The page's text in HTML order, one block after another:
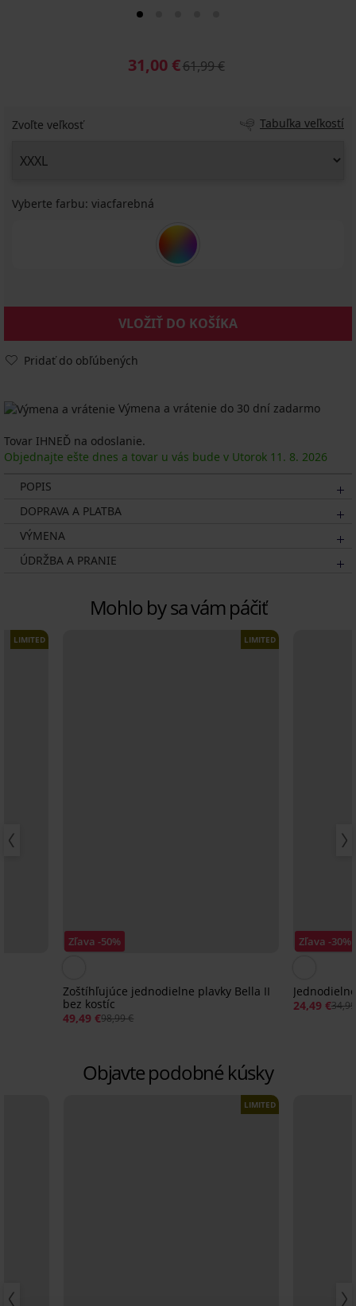
31,00 €61,99 €
Zvoľte veľkosť Tabuľka veľkostí
Vyberte farbu: viacfarebná
VLOŽIŤ DO KOŠÍKA
Pridať do obľúbených
Výmena a vrátenie do 30 dní zadarmo
Tovar IHNEĎ na odoslanie.
Objednajte ešte dnes a tovar u vás bude v Utorok 11. 8. 2026
POPIS
DOPRAVA A PLATBA
VÝMENA
ÚDRŽBA A PRANIE
Mohlo by sa vám páčiť
LIMITED
Zľava -50%
LIMITED
Zoštíhľujúce jednodielne plavky Bella II
bez kostíc
49,49 €98,99 €
Zľava -30%
24,49 €
Objavte podobné kúsky
LIMITED